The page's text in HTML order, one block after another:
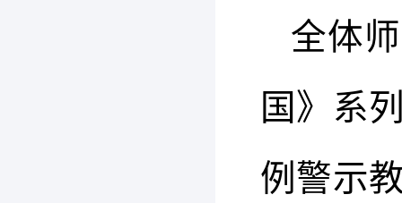
全体
国》系
例警示